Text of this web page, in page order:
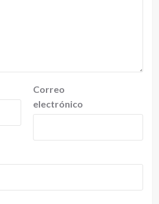
Correo
electrónico